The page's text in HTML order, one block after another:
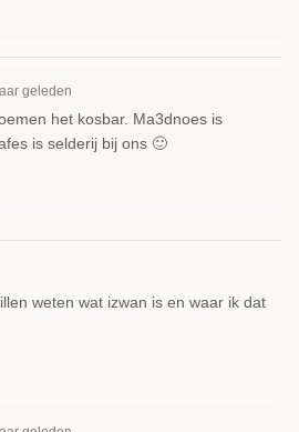
geleden
het kosbar. Ma3dnoes is
is selderij bij ons 🙂
weten wat izwan is en waar ik dat